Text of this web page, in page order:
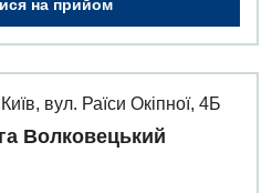
на прийом
Київ, вул. Раїси Окіпної, 4Б
Волковецький